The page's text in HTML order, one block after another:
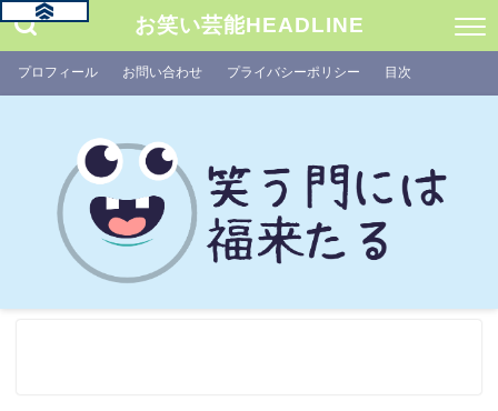
お笑い芸能HEADLINE
プロフィール お問い合わせ プライバシーポリシー 目次